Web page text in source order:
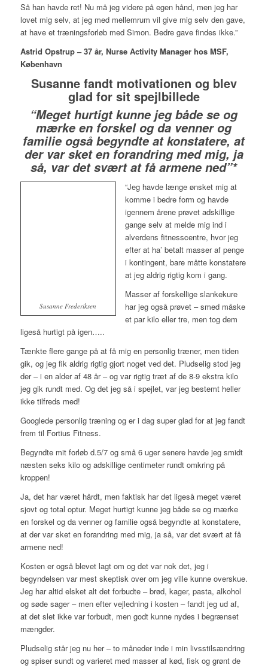
Så han havde ret! Nu må jeg videre på egen hånd, men jeg har
lovet mig selv, at jeg med mellemrum vil give mig selv den gave,
at have et træningsforløb med Simon. Bedre gave findes ikke.”
Astrid Opstrup – 37 år, Nurse Activity Manager hos MSF,
København
Susanne fandt motivationen og blev
glad for sit spejlbillede
“Meget hurtigt kunne jeg både se og
mærke en forskel og da venner og
familie også begyndte at konstatere, at
der var sket en forandring med mig, ja
så, var det svært at få armene ned”*
Susanne Frederiksen
“Jeg havde længe ønsket mig at
komme i bedre form og havde
igennem årene prøvet adskillige
gange selv at melde mig ind i
alverdens fitnesscentre, hvor jeg
efter at ha’ betalt masser af penge
i kontingent, bare måtte konstatere
at jeg aldrig rigtig kom i gang.
Masser af forskellige slankekure
har jeg også prøvet – smed måske
et par kilo eller tre, men tog dem
ligeså hurtigt på igen…..
Tænkte flere gange på at få mig en personlig træner, men tiden
gik, og jeg fik aldrig rigtig gjort noget ved det. Pludselig stod jeg
der – i en alder af 48 år – og var rigtig træt af de 8-9 ekstra kilo
jeg gik rundt med. Og det jeg så i spejlet, var jeg bestemt heller
ikke tilfreds med!
Googlede personlig træning og er i dag super glad for at jeg fandt
frem til Fortius Fitness.
Begyndte mit forløb d.5/7 og små 6 uger senere havde jeg smidt
næsten seks kilo og adskillige centimeter rundt omkring på
kroppen!
Ja, det har været hårdt, men faktisk har det ligeså meget været
sjovt og total optur. Meget hurtigt kunne jeg både se og mærke
en forskel og da venner og familie også begyndte at konstatere,
at der var sket en forandring med mig, ja så, var det svært at få
armene ned!
Kosten er også blevet lagt om og det var nok det, jeg i
begyndelsen var mest skeptisk over om jeg ville kunne overskue.
Jeg har altid elsket alt det forbudte – brød, kager, pasta, alkohol
og søde sager – men efter vejledning i kosten – fandt jeg ud af,
at det slet ikke var forbudt, men godt kunne nydes i begrænset
mængder.
Pludselig står jeg nu her – to måneder inde i min livsstilsændring
og spiser sundt og varieret med masser af kød, fisk og grønt de